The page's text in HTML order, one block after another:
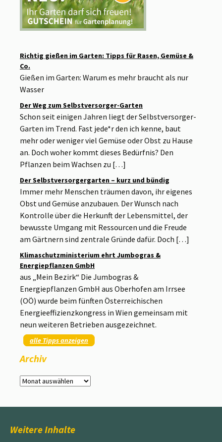
Richtig gießen im Garten: Tipps für Rasen, Gemüse &
Co.
Gießen im Garten: Warum es mehr braucht als nur
Wasser
Der Weg zum Selbstversorger-Garten
Schon seit einigen Jahren liegt der Selbstversorger-
Garten im Trend. Fast jede*r den ich kenne, baut
mehr oder weniger viel Gemüse oder Obst zu Hause
an. Doch woher kommt dieses Bedürfnis? Den
Pflanzen beim Wachsen zu […]
Der Selbstversorgergarten – kurz und bündig
Immer mehr Menschen träumen davon, ihr eigenes
Obst und Gemüse anzubauen. Der Wunsch nach
Kontrolle über die Herkunft der Lebensmittel, der
bewusste Umgang mit Ressourcen und die Freude
am Gärtnern sind zentrale Gründe dafür. Doch […]
Klimaschutzministerium ehrt Jumbogras &
Energiepflanzen GmbH
aus „Mein Bezirk“ Die Jumbogras &
Energiepflanzen GmbH aus Oberhofen am Irrsee
(OÖ) wurde beim fünften Österreichischen
Energieeffizienzkongress in Wien gemeinsam mit
neun weiteren Betrieben ausgezeichnet.
alle Tipps anzeigen
Archiv
Archiv
Weitere Inhalte